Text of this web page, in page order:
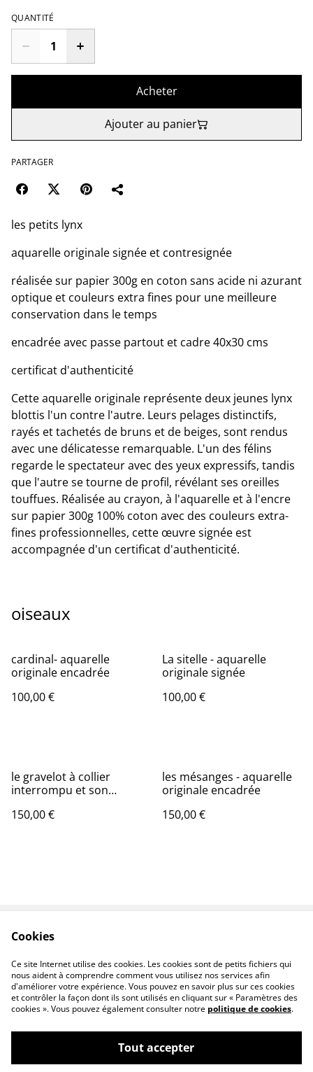
QUANTITÉ
Acheter
Ajouter au panier
PARTAGER
les petits lynx
aquarelle originale signée et contresignée
réalisée sur papier 300g en coton sans acide ni azurant
optique et couleurs extra fines pour une meilleure
conservation dans le temps
encadrée avec passe partout et cadre 40x30 cms
certificat d'authenticité
Cette aquarelle originale représente deux jeunes lynx
blottis l'un contre l'autre. Leurs pelages distinctifs,
rayés et tachetés de bruns et de beiges, sont rendus
avec une délicatesse remarquable. L'un des félins
regarde le spectateur avec des yeux expressifs, tandis
que l'autre se tourne de profil, révélant ses oreilles
touffues. Réalisée au crayon, à l'aquarelle et à l'encre
sur papier 300g 100% coton avec des couleurs extra-
fines professionnelles, cette œuvre signée est
accompagnée d'un certificat d'authenticité.
oiseaux
cardinal- aquarelle
originale encadrée
100,00 €
La sitelle - aquarelle
originale signée
100,00 €
le gravelot à collier
interrompu et son
originale signée
150,00 €
les mésanges - aquarelle
originale encadrée
150,00 €
Conditions
Livraison
©2026
Patricia Giroldini Hyvernat - peintre
animalier
Cookies
Ce site Internet utilise des cookies. Les cookies sont de petits fichiers qui
nous aident à comprendre comment vous utilisez nos services afin
d'améliorer votre expérience. Vous pouvez en savoir plus sur ces cookies
et contrôler la façon dont ils sont utilisés en cliquant sur « Paramètres des
cookies ». Vous pouvez également consulter notre politique de cookies.
Tout accepter